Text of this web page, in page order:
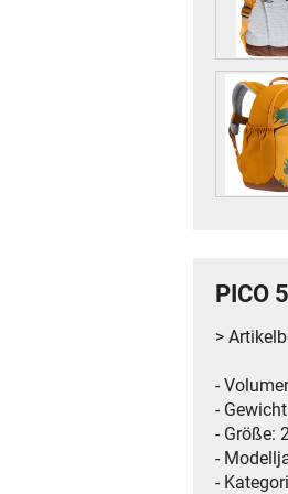
PICO 5 l
>
-
-
- Größe:
-